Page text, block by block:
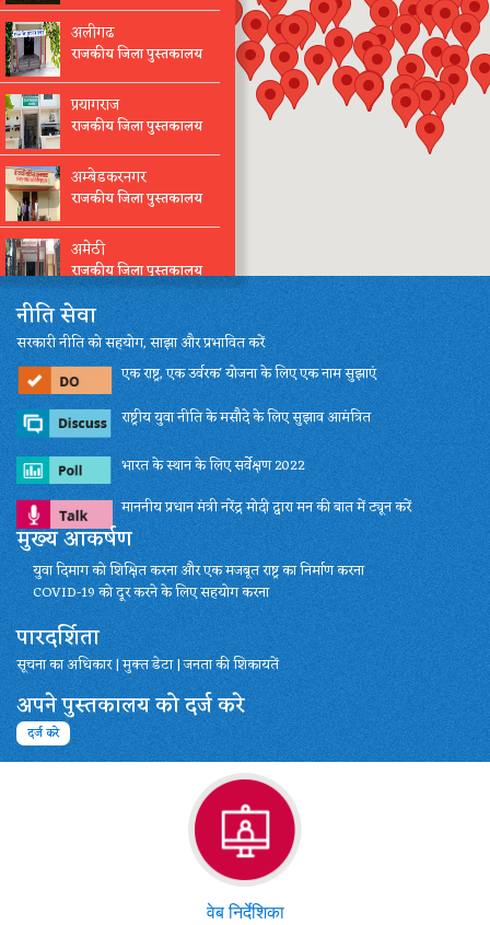
अलीगढ
राजकीय जिला पुस्तकालय
प्रयागराज
राजकीय जिला पुस्तकालय
अम्बेडकरनगर
राजकीय जिला पुस्तकालय
अमेठी
राजकीय जिला पुस्तकालय
अमरोहा
राजकीय जिला पुस्तकालय
औरैया
राजकीय जिला पुस्तकालय
आजमगढ
राजकीय जिला पुस्तकालय
बागपत
राजकीय जिला पुस्तकालय
बहराइच
राजकीय जिला पुस्तकालय
बलिया
राजकीय जिला पुस्तकालय
बलिया
बलरामपुर
राजकीय जिला पुस्तकालय
नीति सेवा
सरकारी नीति को सहयोग, साझा और प्रभावित करें
एक राष्ट्र, एक उर्वरक' योजना के लिए एक नाम सुझाएं
राष्ट्रीय युवा नीति के मसौदे के लिए सुझाव आमंत्रित
भारत के स्थान के लिए सर्वेक्षण 2022
माननीय प्रधान मंत्री नरेंद्र मोदी द्वारा मन की बात में ट्यून करें
मुख्य आकर्षण
युवा दिमाग को शिक्षित करना और एक मजबूत राष्ट्र का निर्माण करना
COVID-19 को दूर करने के लिए सहयोग करना
पारदर्शिता
सूचना का अधिकार | मुक्त डेटा | जनता की शिकायतें
अपने पुस्तकालय को दर्ज करे
दर्ज करे
वेब निर्देशिका